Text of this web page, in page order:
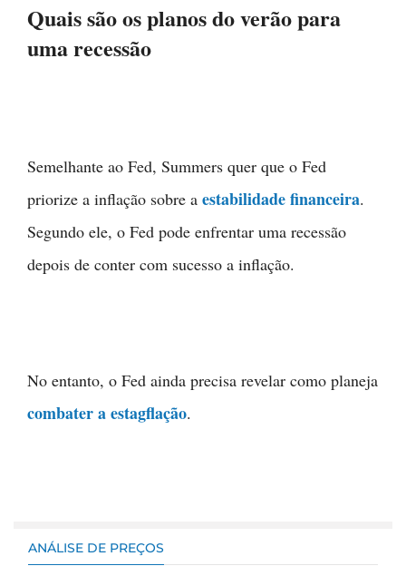
Quais são os planos do verão para
uma recessão
Semelhante ao Fed, Summers quer que o Fed
priorize a inflação sobre a estabilidade financeira.
Segundo ele, o Fed pode enfrentar uma recessão
depois de conter com sucesso a inflação.
No entanto, o Fed ainda precisa revelar como planeja
combater a estagflação.
ANÁLISE DE PREÇOS